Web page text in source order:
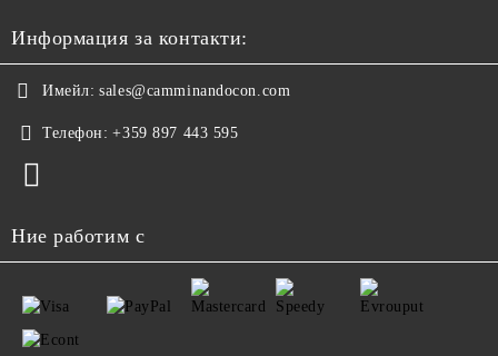
Информация за контакти:
Имейл: sales@camminandocon.com
Телефон: +359 897 443 595
Ние работим с